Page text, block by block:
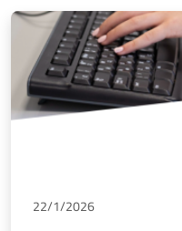
22/1/2026